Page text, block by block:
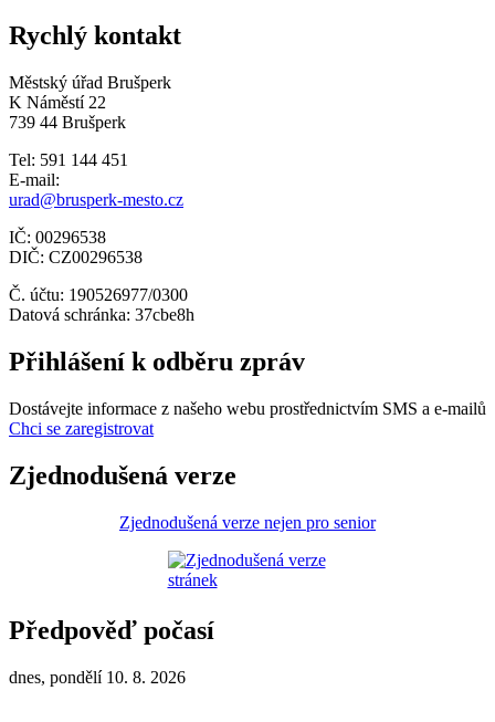
Rychlý kontakt
Městský úřad Brušperk
K Náměstí 22
739 44 Brušperk
Tel: 591 144 451
E-mail:
urad@brusperk-mesto.cz
IČ: 00296538
DIČ: CZ00296538
Č. účtu: 190526977/0300
Datová schránka: 37cbe8h
Přihlášení k odběru zpráv
Dostávejte informace z našeho webu prostřednictvím SMS a e-mailů
Chci se zaregistrovat
Zjednodušená verze
Zjednodušená verze nejen pro senior
Předpověď počasí
dnes, pondělí 10. 8. 2026